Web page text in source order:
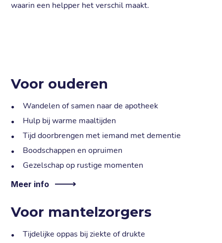
waarin een helpper het verschil maakt.
Voor ouderen
Wandelen of samen naar de apotheek
Hulp bij warme maaltijden
Tijd doorbrengen met iemand met dementie
Boodschappen en opruimen
Gezelschap op rustige momenten
Meer info
Voor mantelzorgers
Tijdelijke oppas bij ziekte of drukte